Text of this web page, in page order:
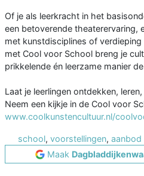
Of je als leerkracht in het
een betoverende theaterervaring,
met kunstdisciplines of
met Cool voor School breng je
prikkelende én leerzame manier
Laat je leerlingen ontdekken,
Neem een kijkje in de Cool voor
www.coolkunstencultuur.nl/
school, voorstellingen, aanbod
Maak